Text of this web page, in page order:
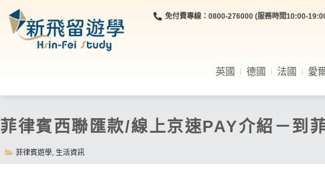
免付費專線：0800-276000 (服務時間10:00-
英國 德國 法國 愛
菲律賓西聯匯款/線上京速PAY介紹－到
菲律賓遊學, 生活資訊